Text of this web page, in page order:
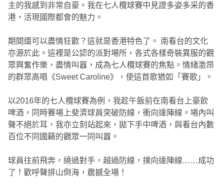
主的我感到非常自豪。我在七人欖球賽中見證多姿多采的香
港，活現國際都會的魅力。
期間還可以盡情狂歡？這就是香港特色了。 南看台的文化
亦源於此。這裡是公認的派對場所，各式各樣奇裝異服的觀
眾興奮作樂，盡情叫囂，成為七人欖球賽的焦點。情緒激昂
的群眾高唱《Sweet Caroline》，使這首歌猶如「賽歌」。
以2016年的七人欖球賽為例，我趁午飯前在南看台上豪飲
啤酒，同時賽場上斐濟球員突破防線，衝向達陣線。場內叫
聲不絕於耳，我亦立刻站起來，拋下手中啤酒，與看台內數
百位不同國籍的觀眾一同叫囂。
球員往前飛奔，繞過對手，越過防線，撲向達陣線……成功
了！歡呼聲排山倒海，震撼全場！